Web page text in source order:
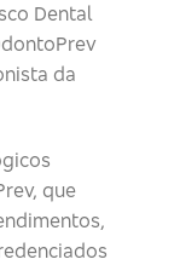
Dental
da
que